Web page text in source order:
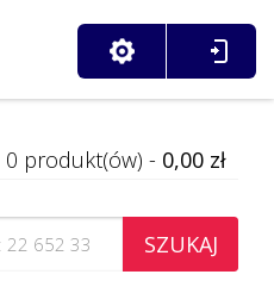
0 produkt(ów) - 0,00 zł
SZUKAJ